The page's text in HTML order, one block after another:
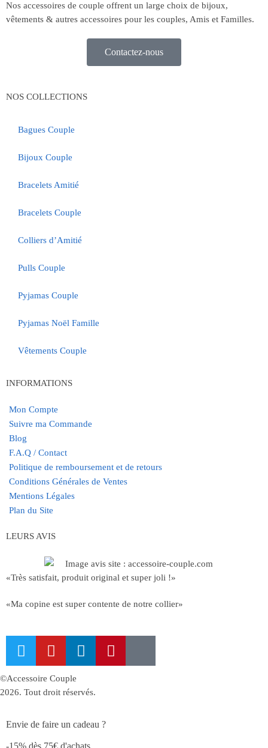
Nos accessoires de couple offrent un large choix de bijoux,
vêtements & autres accessoires pour les couples, Amis et Familles.
Contactez-nous
NOS COLLECTIONS
Bagues Couple
Bijoux Couple
Bracelets Amitié
Bracelets Couple
Colliers d’Amitié
Pulls Couple
Pyjamas Couple
Pyjamas Noël Famille
Vêtements Couple
INFORMATIONS
Mon Compte
Suivre ma Commande
Blog
F.A.Q / Contact
Politique de remboursement et de retours
Conditions Générales de Ventes
Mentions Légales
Plan du Site
LEURS AVIS
«Très satisfait, produit original et super joli !»
«Ma copine est super contente de notre collier»
©Accessoire Couple
2026. Tout droit réservés.
Envie de faire un cadeau ?
-15% dès 75€ d'achats